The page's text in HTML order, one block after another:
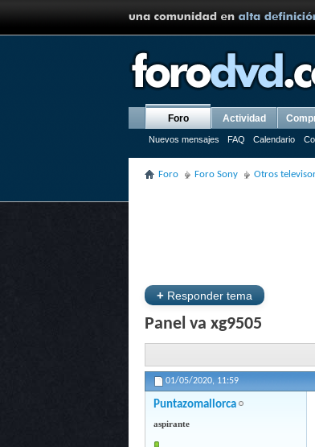
Foro
Nuevos mensajes FAQ Calendario
Actividad
Foro Foro Sony Otros
+ Responder tema
Panel va xg9505
01/05/2020, 11:59
Puntazomallorca
aspirante